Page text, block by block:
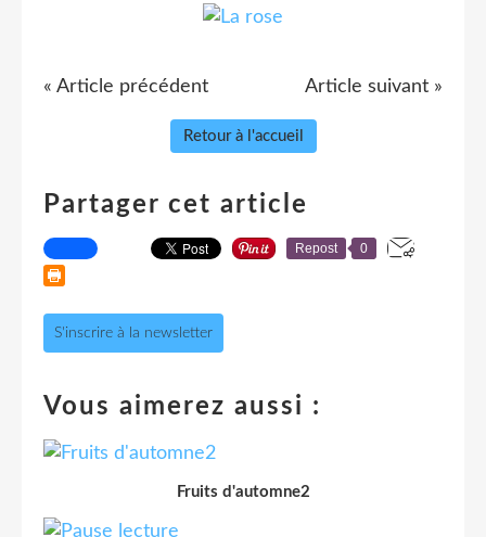
« Article précédent Article suivant »
Retour à l'accueil
Partager cet article
Repost 0
S'inscrire à la newsletter
Vous aimerez aussi :
Fruits d'automne2